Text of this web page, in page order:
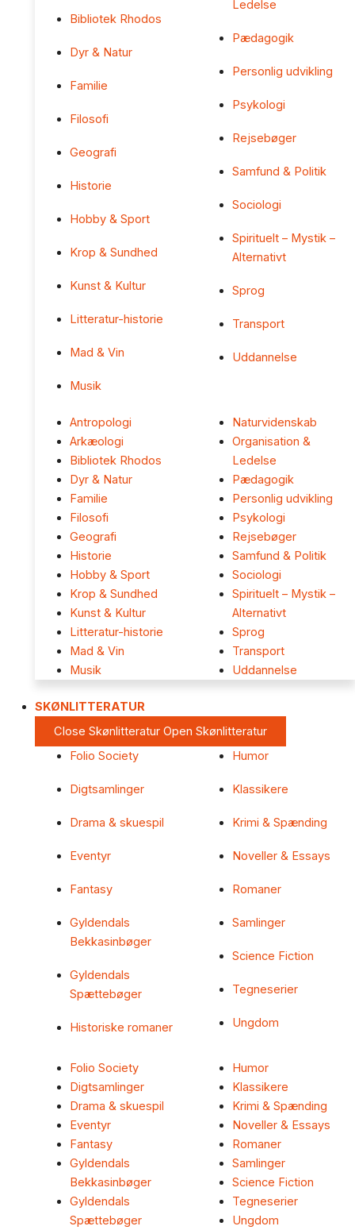
Bibliotek Rhodos
Dyr & Natur
Familie
Filosofi
Geografi
Historie
Hobby & Sport
Krop & Sundhed
Kunst & Kultur
Litteratur-historie
Mad & Vin
Musik
Ledelse
Pædagogik
Personlig udvikling
Psykologi
Rejsebøger
Samfund & Politik
Sociologi
Spirituelt – Mystik –
Alternativt
Sprog
Transport
Uddannelse
Antropologi
Arkæologi
Bibliotek Rhodos
Dyr & Natur
Familie
Filosofi
Geografi
Historie
Hobby & Sport
Krop & Sundhed
Kunst & Kultur
Litteratur-historie
Mad & Vin
Musik
Naturvidenskab
Organisation &
Ledelse
Pædagogik
Personlig udvikling
Psykologi
Rejsebøger
Samfund & Politik
Sociologi
Spirituelt – Mystik –
Alternativt
Sprog
Transport
Uddannelse
SKØNLITTERATUR
Close Skønlitteratur Open Skønlitteratur
Folio Society
Digtsamlinger
Drama & skuespil
Eventyr
Fantasy
Gyldendals
Bekkasinbøger
Gyldendals
Spættebøger
Historiske romaner
Humor
Klassikere
Krimi & Spænding
Noveller & Essays
Romaner
Samlinger
Science Fiction
Tegneserier
Ungdom
Folio Society
Digtsamlinger
Drama & skuespil
Eventyr
Fantasy
Gyldendals
Bekkasinbøger
Gyldendals
Spættebøger
Humor
Klassikere
Krimi & Spænding
Noveller & Essays
Romaner
Samlinger
Science Fiction
Tegneserier
Ungdom